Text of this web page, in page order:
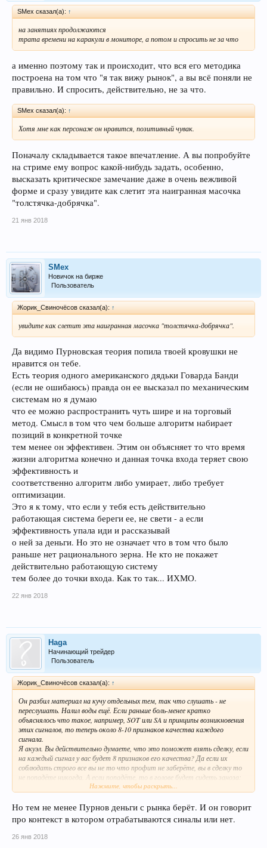
SMex сказал(а): ↑
на занятиях продолжаются
трата времени на каракули в мониторе, а потом и спросить не за что
а именно поэтому так и происходит, что вся его методика
построена на том что "я так вижу рынок", а вы всё поняли не
правильно. И спросить, действительно, не за что.
SMex сказал(а): ↑
Хотя мне как персонаж он нравится, позитивный чувак.
Поначалу складывается такое впечатление. А вы попробуйте
на стриме ему вопрос какой-нибудь задать, особенно,
высказать критическое замечание даже в очень вежливой
форме и сразу увидите как слетит эта наигранная масочка
"толстячка-добрячка".
21 янв 2018
SMex
Новичок на бирже
Пользователь
Жорик_Свиночёсов сказал(а): ↑
увидите как слетит эта наигранная масочка "толстячка-добрячка".
Да видимо Пурновская теория попила твоей кровушки не
нравится он тебе.
Есть теория одного американского дядьки Говарда Банди
(если не ошибаюсь) правда он ее высказал по механическим
системам но я думаю
что ее можно распространить чуть шире и на торговый
метод. Смысл в том что чем больше алгоритм набирает
позиций в конкретной точке
тем менее он эффективен. Этим он объясняет то что время
жизни алгоритма конечно и данная точка входа теряет свою
эффективность и
соответственно алгоритм либо умирает, либо требует
оптимизации.
Это я к тому, что если у тебя есть действительно
работающая система береги ее, не свети - а если
эффективность упала иди и рассказывай
о ней за деньги. Но это не означает что в том что было
раньше нет рационального зерна. Не кто не покажет
действительно работающую систему
тем более до точки входа. Как то так... ИХМО.
22 янв 2018
Haga
Начинающий трейдер
Пользователь
Жорик_Свиночёсов сказал(а): ↑
Он разбил материал на кучу отдельных тем, так что слушать - не
переслушать. Налил воды ещё. Если раньше боль-менее кратко
объяснялось что такое, например, SOT или SA и принципы возникновения
этих сигналов, то теперь около 8-10 признаков качества каждого
сигнала.
Я акуэл. Вы действительно думаете, что это поможет взять сделку, если
на каждый сигнал у вас будет 8 признаков его качества? Да если их
соблюдать строго все вы не то что профит не заберёте, вы в сделку то
не попадёте никогда. А если попадёте, то в голове будет сидеть заноза:
вот же признаки 5 и 6 всё-таки не очень хорошие, наверное, зря вошёл. Не,
по психологии реально рехнуться. А ведь сигнал это ещё не всё, есть жеж
контекст, есть волны покупок и продаж, которые лучше текущей,
например, по спреду, но сука проигрывают по объёму.
А ещё, вы видели хоть единый раз, чтобы Пурнов взял на рынке какой-
Нажмите, чтобы раскрыть...
Но тем не менее Пурнов деньги с рынка берёт. И он говорит
про контекст в котором отрабатываются синалы или нет.
26 янв 2018